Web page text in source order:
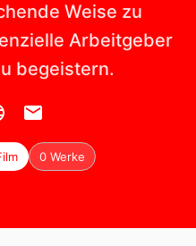
Weise zu
Arbeitgeber
begeistern.
0 Werke